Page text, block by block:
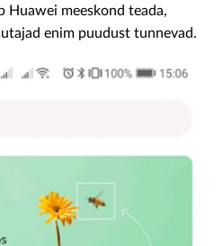
Huawei meeskond teada,
enim puudust tunnevad.